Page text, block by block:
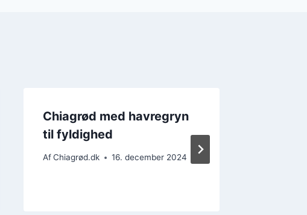
Chiagrød med havregryn
til fyldighed
Af Chiagrød.dk 16. december 2024